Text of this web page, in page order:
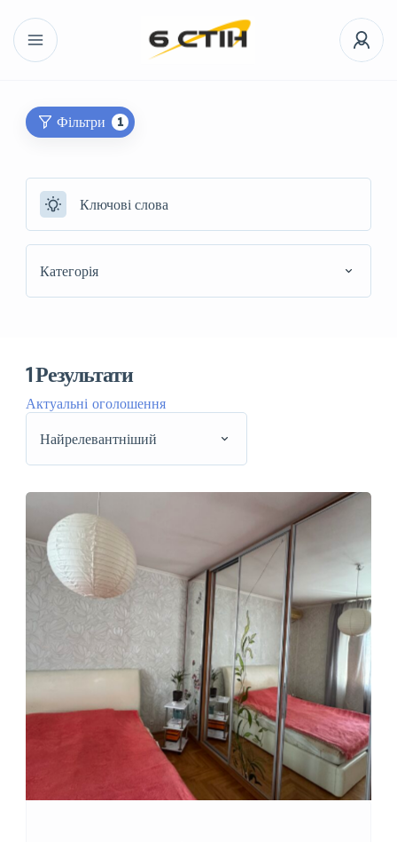
Фільтри 1
Категорія
1Результати
Актуальні оголошення
Найрелевантніший